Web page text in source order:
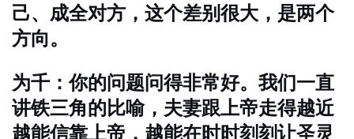
己、成全对方，这个差别很大，是两个
方向。
为千：你的问题问得非常好。我们一直
讲铁三角的比喻，夫妻跟上帝走得越近
越能信靠上帝，越能在时时刻刻让圣灵